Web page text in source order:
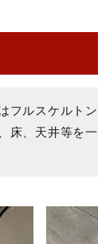
フルスケルト
床、天井等を